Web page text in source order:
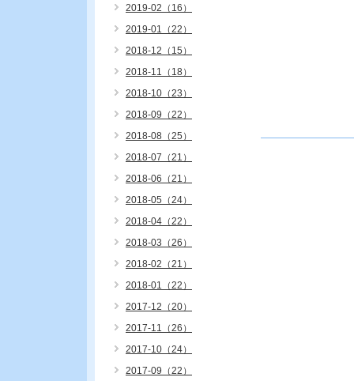
2019-02（16）
2019-01（22）
2018-12（15）
2018-11（18）
2018-10（23）
2018-09（22）
2018-08（25）
2018-07（21）
2018-06（21）
2018-05（24）
2018-04（22）
2018-03（26）
2018-02（21）
2018-01（22）
2017-12（20）
2017-11（26）
2017-10（24）
2017-09（22）